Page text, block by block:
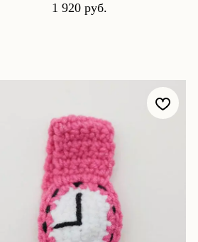
1 920 руб.